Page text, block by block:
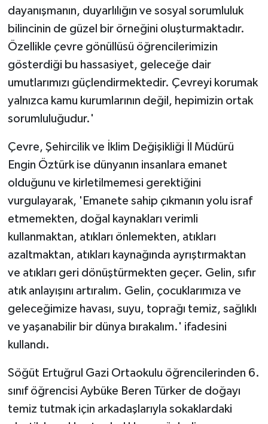
dayanışmanın, duyarlılığın ve sosyal sorumluluk
bilincinin de güzel bir örneğini oluşturmaktadır.
Özellikle çevre gönüllüsü öğrencilerimizin
gösterdiği bu hassasiyet, geleceğe dair
umutlarımızı güçlendirmektedir. Çevreyi korumak
yalnızca kamu kurumlarının değil, hepimizin ortak
sorumluluğudur.'
Çevre, Şehircilik ve İklim Değişikliği İl Müdürü
Engin Öztürk ise dünyanın insanlara emanet
olduğunu ve kirletilmemesi gerektiğini
vurgulayarak, 'Emanete sahip çıkmanın yolu israf
etmemekten, doğal kaynakları verimli
kullanmaktan, atıkları önlemekten, atıkları
azaltmaktan, atıkları kaynağında ayrıştırmaktan
ve atıkları geri dönüştürmekten geçer. Gelin, sıfır
atık anlayışını artıralım. Gelin, çocuklarımıza ve
geleceğimize havası, suyu, toprağı temiz, sağlıklı
ve yaşanabilir bir dünya bırakalım.' ifadesini
kullandı.
Söğüt Ertuğrul Gazi Ortaokulu öğrencilerinden 6.
sınıf öğrencisi Aybüke Beren Türker de doğayı
temiz tutmak için arkadaşlarıyla sokaklardaki